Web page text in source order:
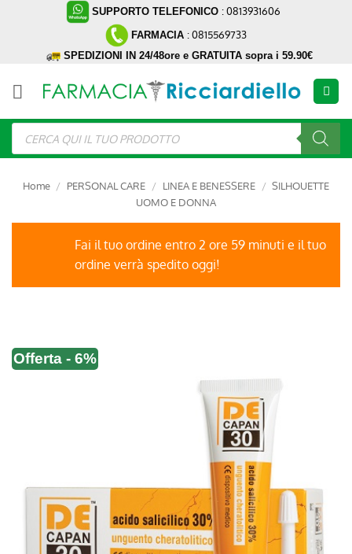
contenuti
SUPPORTO TELEFONICO : 0813931606
FARMACIA : 0815569733
SPEDIZIONI IN 24/48ore e GRATUITA sopra i 59.90€
Ricerca
prodotti
Home / PERSONAL CARE / LINEA E BENESSERE / SILHOUETTE
UOMO E DONNA
Fai il tuo ordine entro 2 ore 59 minuti e il tuo
ordine verrà spedito oggi!
Offerta - 6%